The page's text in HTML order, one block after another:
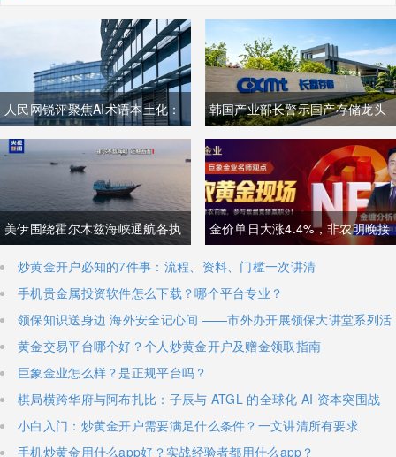
人民网锐评聚焦AI术语本土化：
夯实中文科技话语体系关乎全球
科技话语权争夺
韩国产业部长警示国产存储龙头
面临追赶压力，忌惮国内大举布
局半导体，呼吁加码本土资本投
入避免优势流失
美伊围绕霍尔木兹海峡通航各执
一词，美方称临时协议即将落
地，伊朗坚称仅与阿曼双边磋
商、通航恢复取决于美方态度
金价单日大涨4.4%，非农明晚接
棒丨黄金后市如何？
炒黄金开户必知的7件事：流程、资料、门槛一次讲清
手机贵金属投资软件怎么下载？哪个平台专业？
领保知识送身边 海外安全记心间 ——市外办开展领保大讲堂系列活
黄金交易平台哪个好？个人炒黄金开户及赠金领取指南
巨象金业怎么样？是正规平台吗？
棋局横跨华府与阿布扎比：子辰与 ATGL 的全球化 AI 资本突围战
小白入门：炒黄金开户需要满足什么条件？一文讲清所有要求
手机炒黄金用什么app好？实战经验者都用什么app？